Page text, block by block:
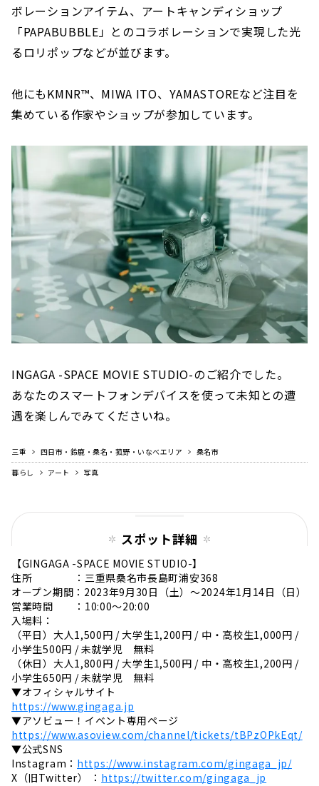
ボレーションアイテム、アートキャンディショップ
「PAPABUBBLE」とのコラボレーションで実現した光
るロリポップなどが並びます。
他にもKMNR™、MIWA ITO、YAMASTOREなど注目を
集めている作家やショップが参加しています。
INGAGA -SPACE MOVIE STUDIO-のご紹介でした。
あなたのスマートフォンデバイスを使って未知との遭
遇を楽しんでみてくださいね。
三重 四日市・鈴鹿・桑名・菰野・いなべエリア
桑名市
暮らし
アート 写真
スポット詳細
【GINGAGA -SPACE MOVIE STUDIO-】
住所 ：三重県桑名市長島町浦安368
オープン期間：2023年9月30日（土）〜2024年1月14日（日）
営業時間 ：10:00〜20:00
入場料：
（平日）大人1,500円 / 大学生1,200円 / 中・高校生1,000円 /
小学生500円 / 未就学児 無料
（休日）大人1,800円 / 大学生1,500円 / 中・高校生1,200円 /
小学生650円 / 未就学児 無料
▼オフィシャルサイト
https://www.gingaga.jp
▼アソビュー！イベント専用ページ
https://www.asoview.com/channel/tickets/tBPzOPkEqt/
▼公式SNS
Instagram： https://www.instagram.com/gingaga_jp/
X（旧Twitter） ： https://twitter.com/gingaga_jp